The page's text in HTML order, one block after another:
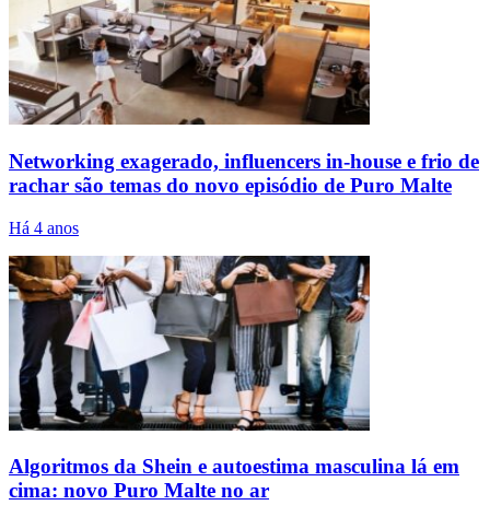
Networking exagerado, influencers in-house e frio de
rachar são temas do novo episódio de Puro Malte
Há 4 anos
Algoritmos da Shein e autoestima masculina lá em
cima: novo Puro Malte no ar